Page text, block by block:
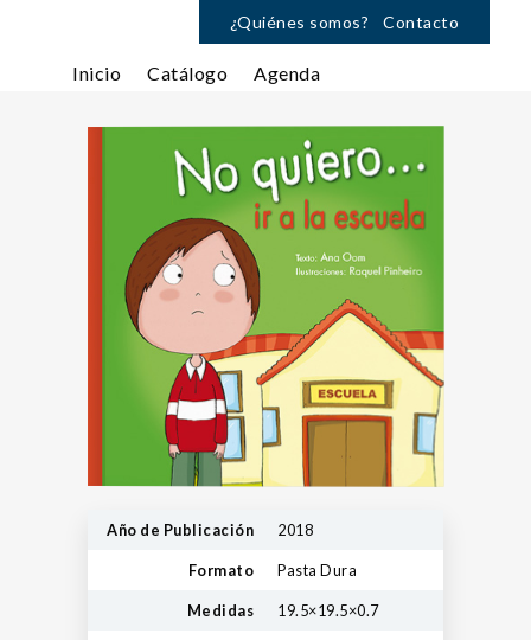
¿Quiénes somos? Contacto
Inicio Catálogo Agenda
Año de Publicación 2018
Formato Pasta Dura
Medidas 19.5×19.5×0.7